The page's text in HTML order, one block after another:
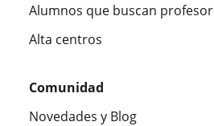
Alumnos que buscan profesor
Alta centros
Comunidad
Novedades y Blog